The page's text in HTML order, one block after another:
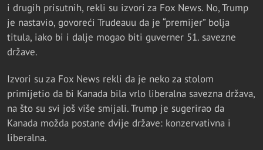
i drugih prisutnih, rekli su izvori za Fox News. No, Trump
je nastavio, govoreći Trudeauu da je “premijer” bolja
titula, iako bi i dalje mogao biti guverner 51. savezne
države.
Izvori su za Fox News rekli da je neko za stolom
primijetio da bi Kanada bila vrlo liberalna savezna država,
na što su svi još više smijali. Trump je sugerirao da
Kanada možda postane dvije države: konzervativna i
liberalna.